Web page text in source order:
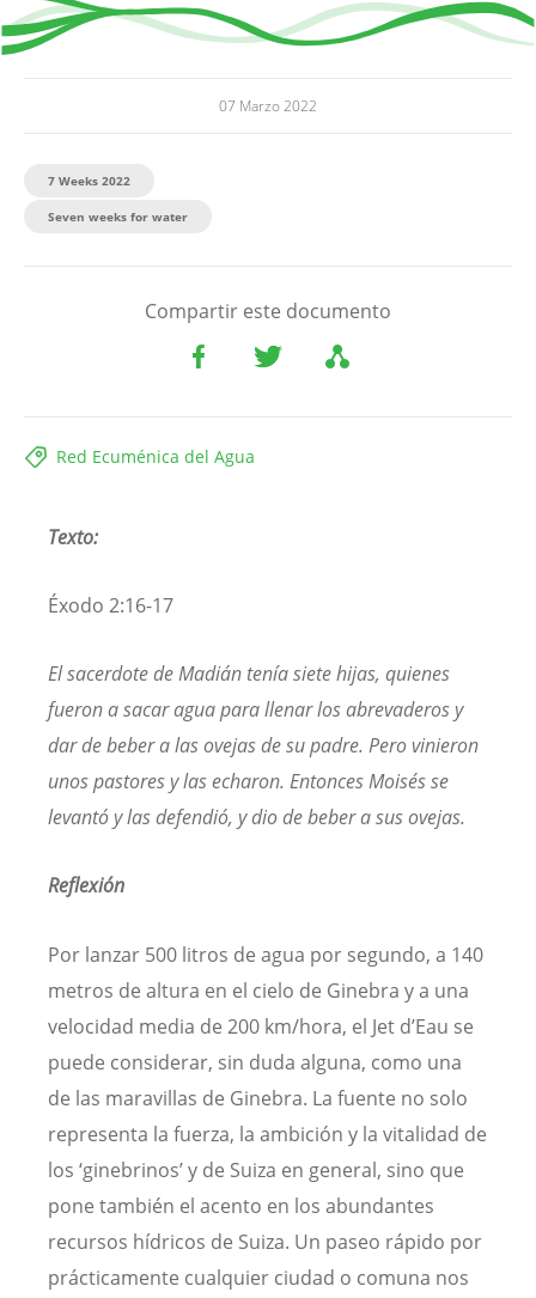
07 Marzo 2022
7 Weeks 2022
Seven weeks for water
Compartir este documento
Red Ecuménica del Agua
Texto:
Éxodo 2:16-17
El sacerdote de Madián tenía siete hijas, quienes
fueron a sacar agua para llenar los abrevaderos y
dar de beber a las ovejas de su padre. Pero vinieron
unos pastores y las echaron. Entonces Moisés se
levantó y las defendió, y dio de beber a sus ovejas.
Reflexión
Por lanzar 500 litros de agua por segundo, a 140
metros de altura en el cielo de Ginebra y a una
velocidad media de 200 km/hora, el Jet d’Eau se
puede considerar, sin duda alguna, como una
de las maravillas de Ginebra. La fuente no solo
representa la fuerza, la ambición y la vitalidad de
los ‘ginebrinos’ y de Suiza en general, sino que
pone también el acento en los abundantes
recursos hídricos de Suiza. Un paseo rápido por
prácticamente cualquier ciudad o comuna nos